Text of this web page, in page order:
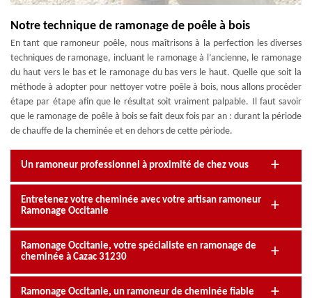
Notre technique de ramonage de poêle à bois
En tant que ramoneur poêle, nous maîtrisons à la perfection les diverses
techniques de ramonage, incluant le ramonage à l’ancienne, le ramonage
du haut vers le bas et le ramonage du bas vers le haut. Quelle que soit la
méthode à adopter pour nettoyer votre poêle à bois, nous allons procéder
étape par étape afin que le résultat soit vraiment palpable. Il faut savoir
que le ramonage de poêle à bois se fait deux fois par an : durant la période
de chauffe de la cheminée et en dehors de cette période.
Un ramoneur professionnel à proximité de chez vous
Entretenez votre cheminée avec votre artisan ramoneur
Ramonage Occitanie
Ramonage Occitanie, votre spécialiste en ramonage de
cheminée à Cazac 31230
Ramonage Occitanie, un ramoneur de cheminée fiable